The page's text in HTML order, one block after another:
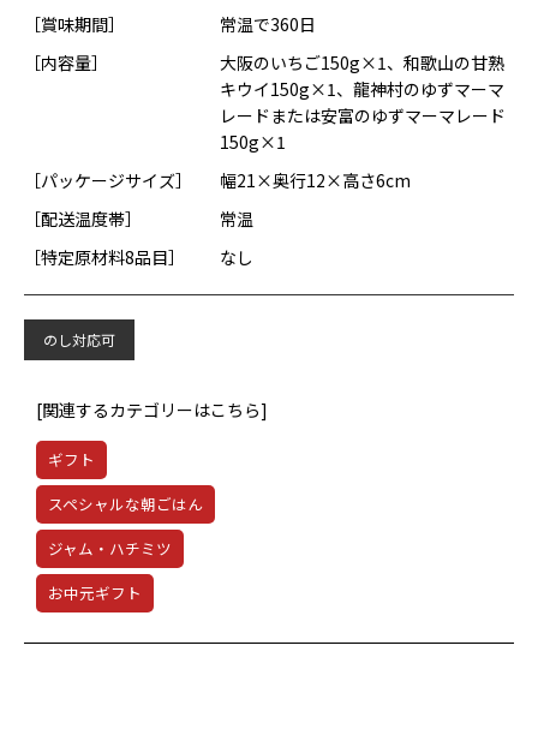
［賞味期間］
常温で360日
［内容量］
大阪のいちご150g×1、和歌山の甘熟
キウイ150g×1、龍神村のゆずマーマ
レードまたは安富のゆずマーマレード
150g×1
［パッケージサイズ］
幅21×奥行12×高さ6cm
［配送温度帯］
常温
［特定原材料8品目］
なし
のし対応可
[関連するカテゴリーはこちら]
ギフト
スペシャルな朝ごはん
ジャム・ハチミツ
お中元ギフト